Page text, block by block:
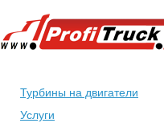
Турбины на двигатели
Услуги